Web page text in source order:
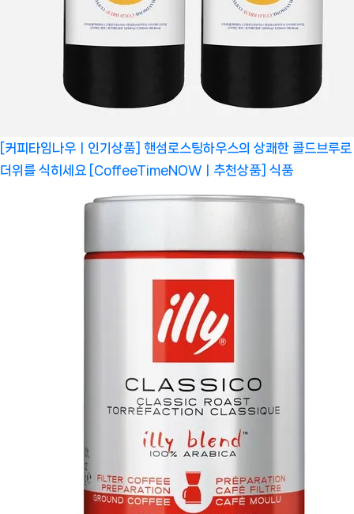
[커피타임나우ㅣ인기상품] 핸섬로스팅하우스의 상쾌한 콜드브루로
더위를 식히세요 [CoffeeTimeNOWㅣ추천상품] 식품